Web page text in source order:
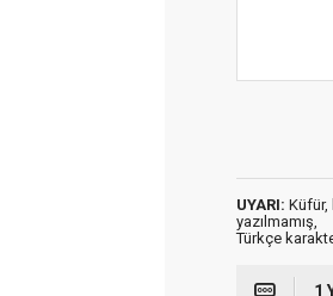
UYARI: Küfür,
yazılmamış,
Türkçe
1